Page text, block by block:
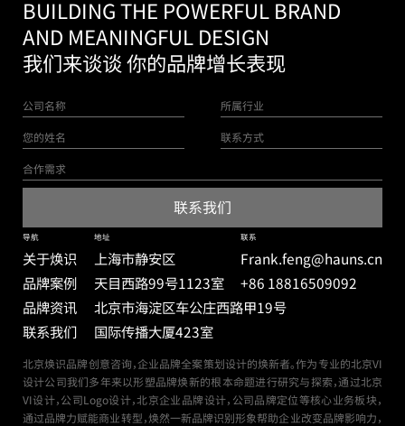
BUILDING THE POWERFUL BRAND
AND MEANINGFUL DESIGN
我们来谈谈 你的品牌增长表现
导航
关于焕识
品牌案例
品牌资讯
联系我们
地址
上海市静安区
天目西路99号1123室
北京市海淀区车公庄西路甲19号
国际传播大厦423室
联系
Frank.feng@hauns.cn
+86 18816509092
北京焕识品牌创意咨询，企业品牌全案策划设计的焕新者。作为专业的北京VI
设计公司我们多年来以形塑品牌焕新的根本命题进行研究与探索，通过北京
VI设计，公司Logo设计，北京企业品牌设计，公司品牌定位等核心业务板块，
通过品牌力赋能商业转型，焕然一新品牌识别形象帮助企业改变品牌影响力，